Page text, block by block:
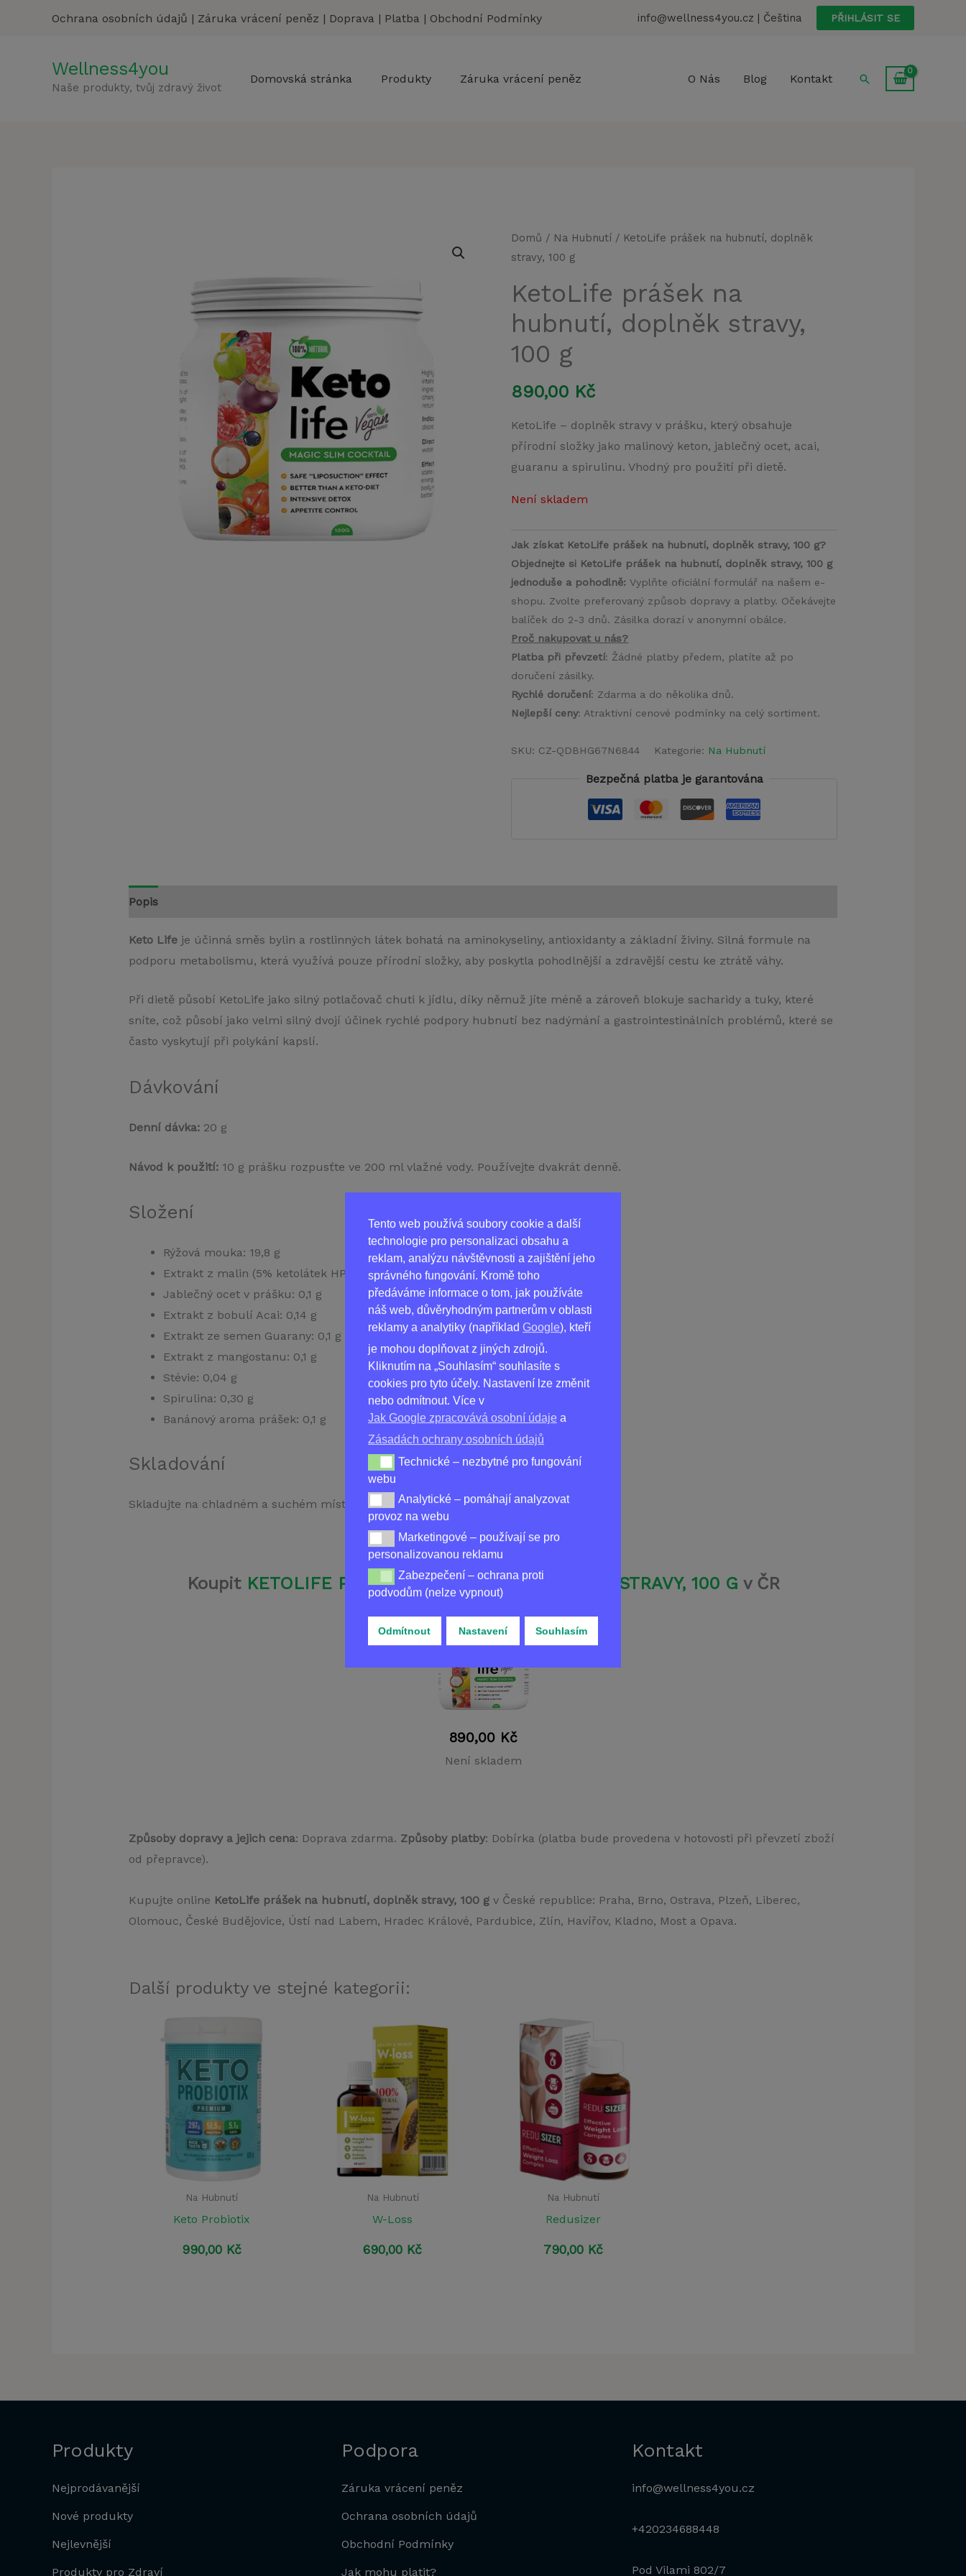
Tento web používá soubory cookie a další
technologie pro personalizaci obsahu a
reklam, analýzu návštěvnosti a zajištění jeho
správného fungování. Kromě toho
předáváme informace o tom, jak používáte
náš web, důvěryhodným partnerům v oblasti
reklamy a analytiky (například Google), kteří
je mohou doplňovat z jiných zdrojů.
Kliknutím na „Souhlasím“ souhlasíte s
cookies pro tyto účely. Nastavení lze změnit
nebo odmítnout. Více v
Jak Google zpracovává osobní údaje a
Zásadách ochrany osobních údajů
Technické – nezbytné pro fungování webu
Technické – nezbytné pro fungování
webu
Analytické – pomáhají analyzovat provoz na webu
Analytické – pomáhají analyzovat
provoz na webu
Marketingové – používají se pro personalizovanou reklamu
Marketingové – používají se pro
personalizovanou reklamu
Zabezpečení – ochrana proti podvodům (nelze vypnout)
Zabezpečení – ochrana proti
podvodům (nelze vypnout)
Odmítnout Nastavení Souhlasím
Ochrana osobních údajů | Záruka vrácení peněz | Doprava | Platba | Obchodní Podmínky info@wellness4you.cz | Čeština PŘIHLÁSIT SE
Wellness4you
Naše produkty, tvůj zdravý život
Domovská stránka Produkty Záruka vrácení peněz O Nás Blog Kontakt Hledat
Domů / Na Hubnutí / KetoLife prášek na hubnutí, doplněk
stravy, 100 g
KetoLife prášek na
hubnutí, doplněk stravy,
100 g
890,00 Kč
KetoLife – doplněk stravy v prášku, který obsahuje
přírodní složky jako malinový keton, jablečný ocet, acai,
guaranu a spirulinu. Vhodný pro použití při dietě.
Není skladem
Jak získat KetoLife prášek na hubnutí, doplněk stravy, 100 g?
Objednejte si KetoLife prášek na hubnutí, doplněk stravy, 100 g
jednoduše a pohodlně: Vyplňte oficiální formulář na našem e-
shopu. Zvolte preferovaný způsob dopravy a platby. Očekávejte
balíček do 2-3 dnů. Zásilka dorazí v anonymní obálce.
Proč nakupovat u nás?
Platba při převzetí: Žádné platby předem, platíte až po
doručení zásilky.
Rychlé doručení: Zdarma a do několika dnů.
Nejlepší ceny: Atraktivní cenové podmínky na celý sortiment.
SKU: CZ-QDBHG67N6844 Kategorie: Na Hubnutí
Bezpečná platba je garantována
Popis
Keto Lifeje účinná směs bylin a rostlinných látek bohatá na aminokyseliny, antioxidanty a základní živiny. Silná formule na
podporu metabolismu, která využívá pouze přírodní složky, aby poskytla pohodlnější a zdravější cestu ke ztrátě váhy.
Při dietě působí KetoLife jako silný potlačovač chuti k jídlu, díky němuž jíte méně a zároveň blokuje sacharidy a tuky, které
sníte, což působí jako velmi silný dvojí účinek rychlé podpory hubnutí bez nadýmání a gastrointestinálních problémů, které se
často vyskytují při polykání kapslí.
Dávkování
Denní dávka:20 g
Návod k použití:10 g prášku rozpusťte ve 200 ml vlažné vody. Používejte dvakrát denně.
Složení
Rýžová mouka: 19,8 g
Extrakt z malin (5% ketolátek HPLC): 0,2 g
Jablečný ocet v prášku: 0,1 g
Extrakt z bobulí Acai: 0,14 g
Extrakt ze semen Guarany: 0,1 g
Extrakt z mangostanu: 0,1 g
Stévie: 0,04 g
Spirulina: 0,30 g
Banánový aroma prášek: 0,1 g
Skladování
Skladujte na chladném a suchém místě. Uchovávejte v původním obalu.
Koupit KETOLIFE PRÁŠEK NA HUBNUTÍ, DOPLNĚK STRAVY, 100 G v ČR
890,00 Kč
Není skladem
Způsoby dopravy a jejich cena: Doprava zdarma. Způsoby platby: Dobírka (platba bude provedena v hotovosti při převzetí zboží
od přepravce).
Kupujte online KetoLife prášek na hubnutí, doplněk stravy, 100 gv České republice: Praha, Brno, Ostrava, Plzeň, Liberec,
Olomouc, České Budějovice, Ústí nad Labem, Hradec Králové, Pardubice, Zlín, Havířov, Kladno, Most a Opava.
Další produkty ve stejné kategorii:
Na Hubnutí
Keto Probiotix
990,00 Kč
Na Hubnutí
W-Loss
690,00 Kč
Na Hubnutí
Redusizer
790,00 Kč
Produkty
Nejprodávanější
Nové produkty
Nejlevnější
Produkty pro Zdraví
Podpora
Záruka vrácení peněz
Ochrana osobních údajů
Obchodní Podmínky
Jak mohu platit?
Kontakt
info@wellness4you.cz
+420234688448
Pod Vilami 802/7